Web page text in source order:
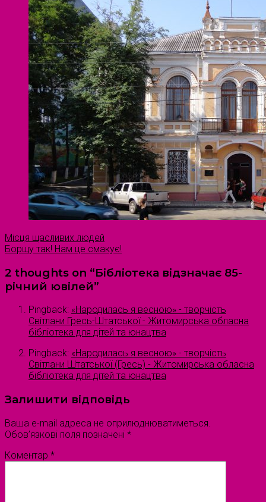
Місця щасливих людей
Борщу так! Нам це смакує!
2 thoughts on “Бібліотека відзначає 85-
річний ювілей”
Pingback: «Народилась я весною» - творчість
Світлани Гресь-Штатської - Житомирська обласна
бібліотека для дітей та юнацтва
Pingback: «Народилась я весною» - творчість
Світлани Штатської (Гресь) - Житомирська обласна
бібліотека для дітей та юнацтва
Залишити відповідь
Ваша e-mail адреса не оприлюднюватиметься.
Обов’язкові поля позначені *
Коментар *